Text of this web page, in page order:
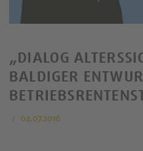
„DIALOG
BALDIGER
04.07.2016